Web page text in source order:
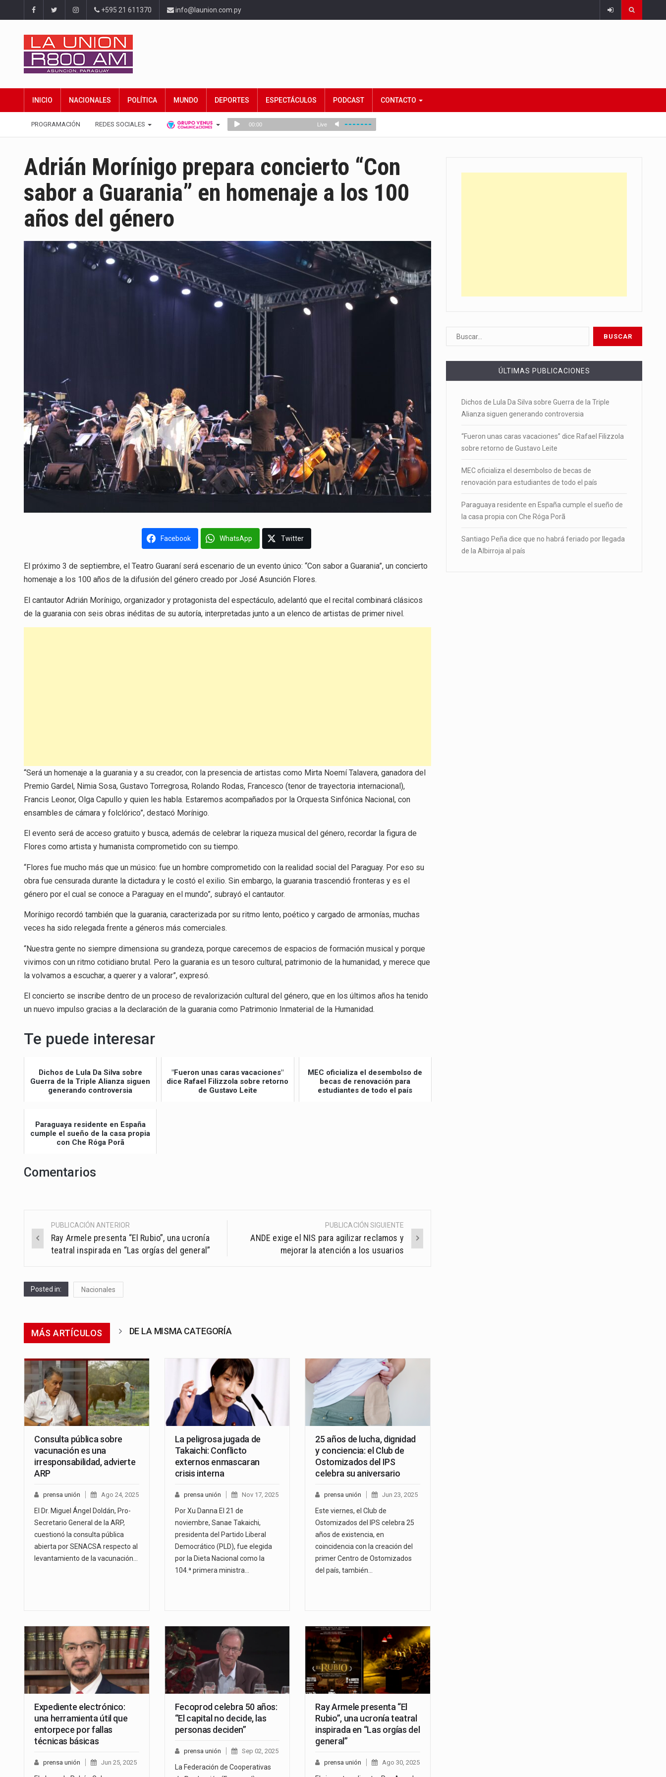
+595 21 611370 info@launion.com.py
INICIO NACIONALES POLÍTICA MUNDO DEPORTES ESPECTÁCULOS PODCAST CONTACTO
PROGRAMACIÓN REDES SOCIALES
Adrián Morínigo prepara concierto “Con
sabor a Guarania” en homenaje a los 100
años del género
Facebook WhatsApp Twitter
El próximo 3 de septiembre, el Teatro Guaraní será escenario de un evento único: “Con sabor a Guarania”, un concierto
homenaje a los 100 años de la difusión del género creado por José Asunción Flores.
El cantautor Adrián Morínigo, organizador y protagonista del espectáculo, adelantó que el recital combinará clásicos
de la guarania con seis obras inéditas de su autoría, interpretadas junto a un elenco de artistas de primer nivel.
“Será un homenaje a la guarania y a su creador, con la presencia de artistas como Mirta Noemí Talavera, ganadora del
Premio Gardel, Nimia Sosa, Gustavo Torregrosa, Rolando Rodas, Francesco (tenor de trayectoria internacional),
Francis Leonor, Olga Capullo y quien les habla. Estaremos acompañados por la Orquesta Sinfónica Nacional, con
ensambles de cámara y folclórico”, destacó Morínigo.
El evento será de acceso gratuito y busca, además de celebrar la riqueza musical del género, recordar la figura de
Flores como artista y humanista comprometido con su tiempo.
“Flores fue mucho más que un músico: fue un hombre comprometido con la realidad social del Paraguay. Por eso su
obra fue censurada durante la dictadura y le costó el exilio. Sin embargo, la guarania trascendió fronteras y es el
género por el cual se conoce a Paraguay en el mundo”, subrayó el cantautor.
Morínigo recordó también que la guarania, caracterizada por su ritmo lento, poético y cargado de armonías, muchas
veces ha sido relegada frente a géneros más comerciales.
“Nuestra gente no siempre dimensiona su grandeza, porque carecemos de espacios de formación musical y porque
vivimos con un ritmo cotidiano brutal. Pero la guarania es un tesoro cultural, patrimonio de la humanidad, y merece que
la volvamos a escuchar, a querer y a valorar”, expresó.
El concierto se inscribe dentro de un proceso de revalorización cultural del género, que en los últimos años ha tenido
un nuevo impulso gracias a la declaración de la guarania como Patrimonio Inmaterial de la Humanidad.
Te puede interesar
Dichos de Lula Da Silva sobre
Guerra de la Triple Alianza siguen
generando controversia
"Fueron unas caras vacaciones"
dice Rafael Filizzola sobre retorno
de Gustavo Leite
MEC oficializa el desembolso de
becas de renovación para
estudiantes de todo el país
Paraguaya residente en España
cumple el sueño de la casa propia
con Che Róga Porã
Comentarios
Post
navigation
PUBLICACIÓN ANTERIOR
Ray Armele presenta “El Rubio”, una ucronía
teatral inspirada en “Las orgías del general”
PUBLICACIÓN SIGUIENTE
ANDE exige el NIS para agilizar reclamos y
mejorar la atención a los usuarios
Posted in: Nacionales
MÁS ARTÍCULOS DE LA MISMA CATEGORÍA
Consulta pública sobre
vacunación es una
irresponsabilidad, advierte
ARP
prensa unión Ago 24, 2025
El Dr. Miguel Ángel Doldán, Pro-
Secretario General de la ARP,
cuestionó la consulta pública
abierta por SENACSA respecto al
levantamiento de la vacunación…
La peligrosa jugada de
Takaichi: Conflicto
externos enmascaran
crisis interna
prensa unión Nov 17, 2025
Por Xu Danna El 21 de
noviembre, Sanae Takaichi,
presidenta del Partido Liberal
Democrático (PLD), fue elegida
por la Dieta Nacional como la
104.ª primera ministra…
25 años de lucha, dignidad
y conciencia: el Club de
Ostomizados del IPS
celebra su aniversario
prensa unión Jun 23, 2025
Este viernes, el Club de
Ostomizados del IPS celebra 25
años de existencia, en
coincidencia con la creación del
primer Centro de Ostomizados
del país, también…
Expediente electrónico:
una herramienta útil que
entorpece por fallas
técnicas básicas
prensa unión Jun 25, 2025
Fecoprod celebra 50 años:
“El capital no decide, las
personas deciden”
prensa unión Sep 02, 2025
La Federación de Cooperativas
Ray Armele presenta “El
Rubio”, una ucronía teatral
inspirada en “Las orgías del
general”
prensa unión Ago 30, 2025
ÚLTIMAS PUBLICACIONES
Dichos de Lula Da Silva sobre Guerra de la Triple
Alianza siguen generando controversia
“Fueron unas caras vacaciones” dice Rafael Filizzola
sobre retorno de Gustavo Leite
MEC oficializa el desembolso de becas de
renovación para estudiantes de todo el país
Paraguaya residente en España cumple el sueño de
la casa propia con Che Róga Porã
Santiago Peña dice que no habrá feriado por llegada
de la Albirroja al país